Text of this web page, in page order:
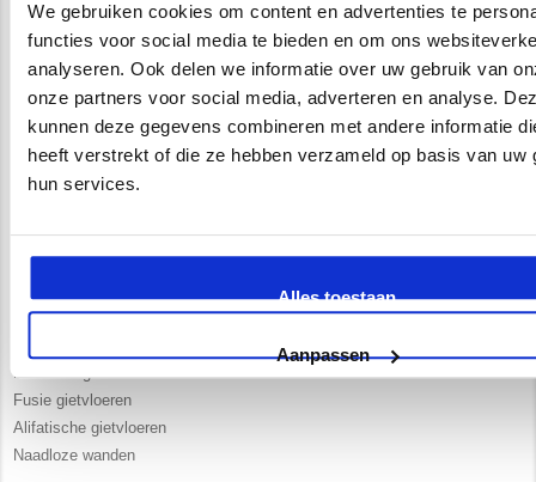
We gebruiken cookies om content en advertenties te
functies voor social media te bieden en om ons
analyseren. Ook delen we informatie over uw gebruik van
onze partners voor social media, adverteren en analyse.
kunnen deze gegevens combineren met andere informatie
heeft verstrekt of die ze hebben verzameld op basis van uw
hun services.
Alles toestaan
Aanpassen
Extra scheur overbruggende PU gietvloeren
Newstyle vloeren
Kleurvaste gietvloeren
PU gietvloeren
Woonbeton vloeren
Coating vloeren
Beton gietvloeren
Fusie gietvloeren
Alifatische gietvloeren
Naadloze wanden